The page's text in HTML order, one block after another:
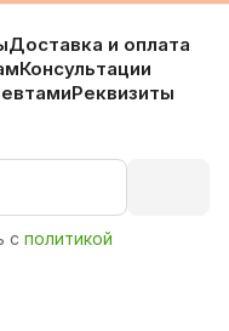
Доставка и оплата
Консультации
Реквизиты
с политикой